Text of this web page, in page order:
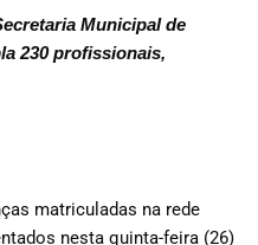
Municipal de
230 profissionais,
matriculadas na rede
nesta quinta-feira (26)